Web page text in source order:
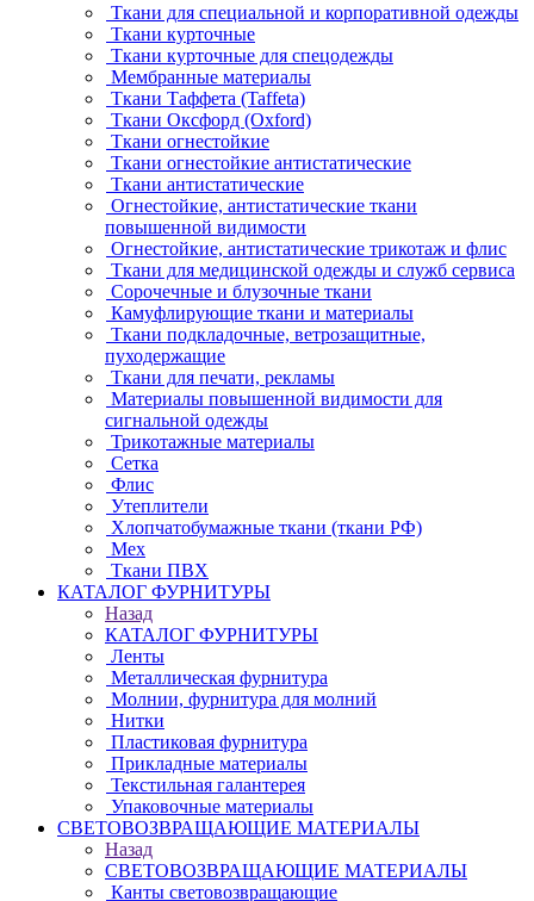
Ткани для специальной и корпоративной одежды
Ткани курточные
Ткани курточные для спецодежды
Мембранные материалы
Ткани Таффета (Taffeta)
Ткани Оксфорд (Oxford)
Ткани огнестойкие
Ткани огнестойкие антистатические
Ткани антистатические
Огнестойкие, антистатические ткани
повышенной видимости
Огнестойкие, антистатические трикотаж и флис
Ткани для медицинской одежды и служб сервиса
Сорочечные и блузочные ткани
Камуфлирующие ткани и материалы
Ткани подкладочные, ветрозащитные,
пуходержащие
Ткани для печати, рекламы
Материалы повышенной видимости для
сигнальной одежды
Трикотажные материалы
Сетка
Флис
Утеплители
Хлопчатобумажные ткани (ткани РФ)
Мех
Ткани ПВХ
КАТАЛОГ ФУРНИТУРЫ
Назад
КАТАЛОГ ФУРНИТУРЫ
Ленты
Металлическая фурнитура
Молнии, фурнитура для молний
Нитки
Пластиковая фурнитура
Прикладные материалы
Текстильная галантерея
Упаковочные материалы
СВЕТОВОЗВРАЩАЮЩИЕ МАТЕРИАЛЫ
Назад
СВЕТОВОЗВРАЩАЮЩИЕ МАТЕРИАЛЫ
Канты световозвращающие